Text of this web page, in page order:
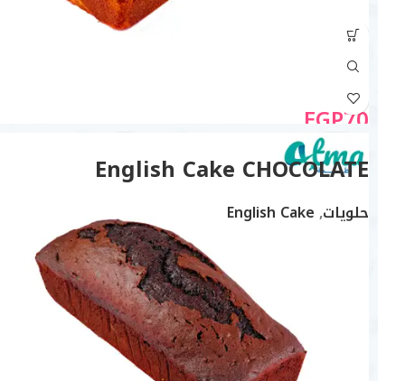
EGP70
English Cake CHOCOLATE
حلويات,
English Cake